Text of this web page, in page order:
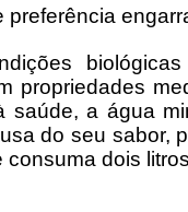
propriedades
saúde, a água
do seu sabor,
dois